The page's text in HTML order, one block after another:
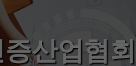
산업협